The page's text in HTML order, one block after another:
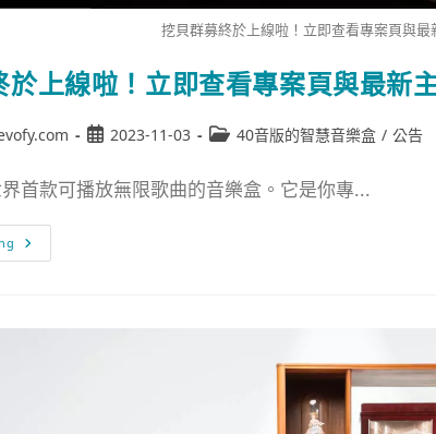
挖貝群募終於上線啦！立即查看專案頁與最
上線啦！立即查看專案頁與最新
2023-11-03 40音版的智慧音樂盒 / 公告
首款可播放無限歌曲的音樂盒。它是你專...